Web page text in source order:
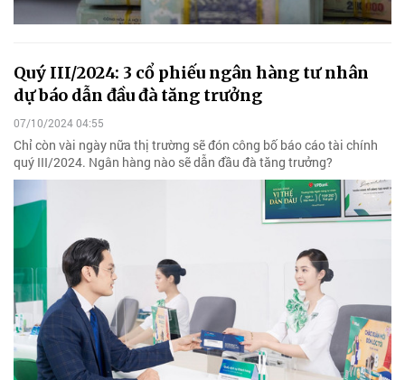
Quý III/2024: 3 cổ phiếu ngân hàng tư nhân
dự báo dẫn đầu đà tăng trưởng
07/10/2024 04:55
Chỉ còn vài ngày nữa thị trường sẽ đón công bố báo cáo tài chính
quý III/2024. Ngân hàng nào sẽ dẫn đầu đà tăng trưởng?